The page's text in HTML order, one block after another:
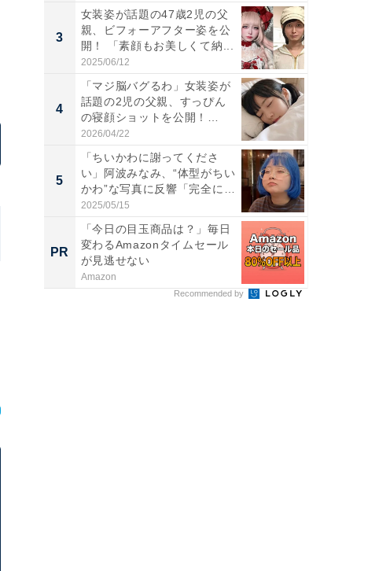
3
女装姿が話題の47歳2児の父
親、ビフォーアフター姿を公
開！ 「素顔もお美しくて納...
2025/06/12
4
「マジ脳バグるわ」女装姿が
話題の2児の父親、すっぴん
の寝顔ショットを公開！
「ど...
2026/04/22
5
「ちいかわに謝ってくださ
い」阿波みなみ、“体型がちい
かわ”な写真に反響「完全に
一...
2025/05/15
PR
「今日の目玉商品は？」毎日
変わるAmazonタイムセール
が見逃せない
Amazon
Recommended by